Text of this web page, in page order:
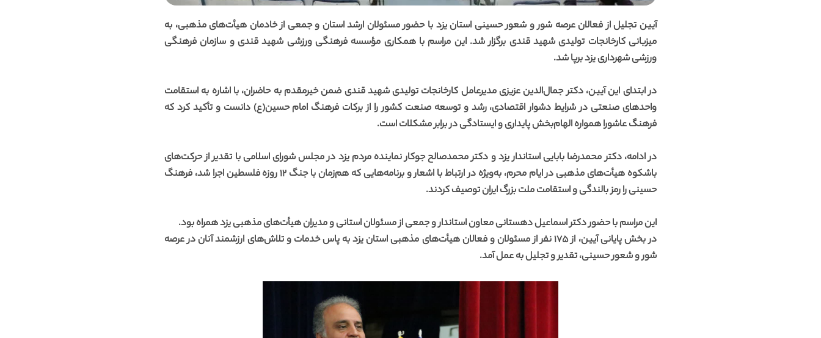
آیین تجلیل از فعالان عرصه شور و شعور حسینی استان یزد با حضور مسئولان ارشد استان و جمعی از خادمان هیأت‌های مذهبی، به
میزبانی کارخانجات تولیدی شهید قندی برگزار شد. این مراسم با همکاری مؤسسه فرهنگی ورزشی شهید قندی و سازمان فرهنگی
ورزشی شهرداری یزد برپا شد.
در ابتدای این آیین، دکتر جمال‌الدین عزیزی مدیرعامل کارخانجات تولیدی شهید قندی ضمن خیرمقدم به حاضران، با اشاره به استقامت
واحدهای صنعتی در شرایط دشوار اقتصادی، رشد و توسعه صنعت کشور را از برکات فرهنگ امام حسین(ع) دانست و تأکید کرد که
فرهنگ عاشورا همواره الهام‌بخش پایداری و ایستادگی در برابر مشکلات است.
در ادامه، دکتر محمدرضا بابایی استاندار یزد و دکتر محمدصالح جوکار نماینده مردم یزد در مجلس شورای اسلامی با تقدیر از حرکت‌های
باشکوه هیأت‌های مذهبی در ایام محرم، به‌ویژه در ارتباط با اشعار و برنامه‌هایی که هم‌زمان با جنگ ۱۲ روزه فلسطین اجرا شد، فرهنگ
حسینی را رمز بالندگی و استقامت ملت بزرگ ایران توصیف کردند.
این مراسم با حضور دکتر اسماعیل دهستانی معاون استاندار و جمعی از مسئولان استانی و مدیران هیأت‌های مذهبی یزد همراه بود.
در بخش پایانی آیین، از ۱۷۵ نفر از مسئولان و فعالان هیأت‌های مذهبی استان یزد به پاس خدمات و تلاش‌های ارزشمند آنان در عرصه
شور و شعور حسینی، تقدیر و تجلیل به عمل آمد.